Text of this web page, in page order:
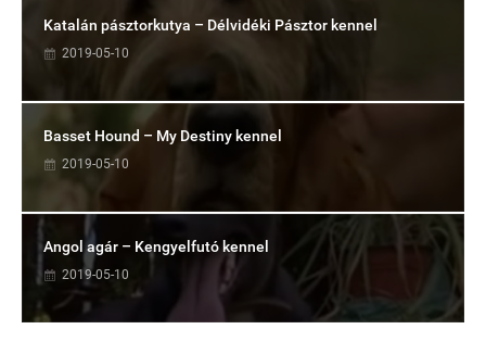
Katalán pásztorkutya – Délvidéki Pásztor kennel
2019-05-10
Basset Hound – My Destiny kennel
2019-05-10
Angol agár – Kengyelfutó kennel
2019-05-10